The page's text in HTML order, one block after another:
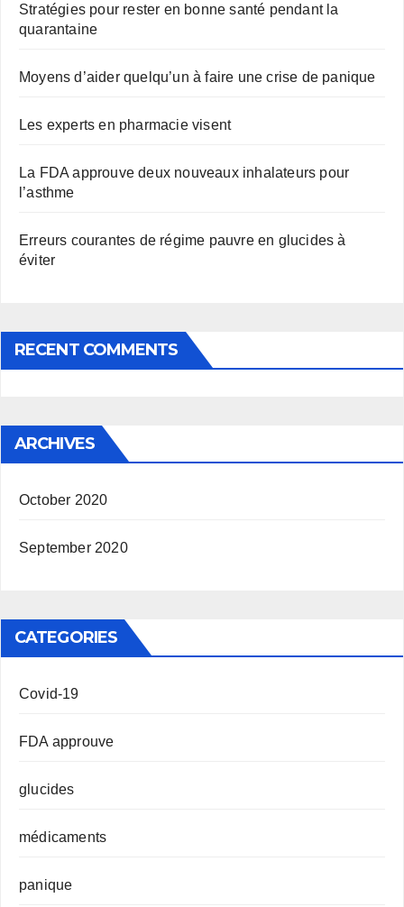
Stratégies pour rester en bonne santé pendant la
quarantaine
Moyens d’aider quelqu’un à faire une crise de panique
Les experts en pharmacie visent
La FDA approuve deux nouveaux inhalateurs pour
l’asthme
Erreurs courantes de régime pauvre en glucides à
éviter
RECENT COMMENTS
ARCHIVES
October 2020
September 2020
CATEGORIES
Covid-19
FDA approuve
glucides
médicaments
panique